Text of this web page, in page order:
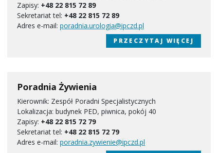
Zapisy: +48 22 815 72 89
Sekretariat tel: +48 22 815 72 89
Adres e-mail: poradnia.urologia@ipczd.pl
PRZECZYTAJ WIĘCEJ
Poradnia Żywienia
Kierownik: Zespół Poradni Specjalistycznych
Lokalizacja: budynek PED, piwnica, pokój 40
Zapisy: +48 22 815 72 79
Sekretariat tel: +48 22 815 72 79
Adres e-mail: poradnia.zywienie@ipczd.pl